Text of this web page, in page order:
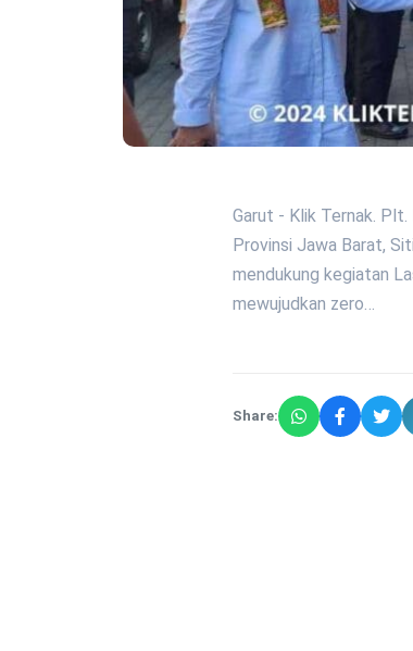
Garut - Klik Ternak. Plt.
Provinsi Jawa Barat,
mendukung kegiatan
mewujudkan zero…
Share: